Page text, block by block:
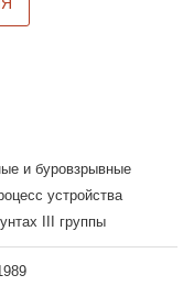
и буровзрывные
устройства
III группы